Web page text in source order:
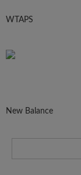
WTAPS
New Balance